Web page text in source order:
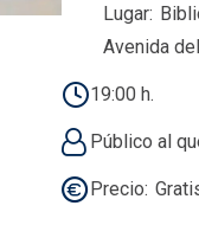
Lugar
Avenida
19:00 h.
Público al
Precio